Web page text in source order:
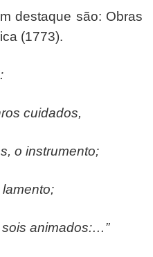
destaque são: Obras
(1773).
cuidados,
o instrumento;
animados:…”